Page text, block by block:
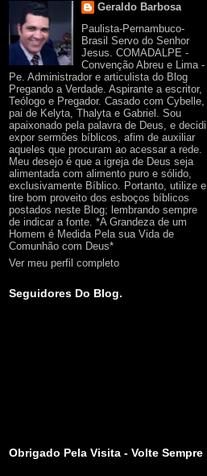
Geraldo Barbosa
Paulista-Pernambuco-
Brasil Servo do Senhor
Jesus. COMADALPE -
Convenção Abreu e Lima -
Pe. Administrador e articulista do Blog
Pregando a Verdade. Aspirante a escritor,
Teólogo e Pregador. Casado com Cybelle,
pai de Kelyta, Thalyta e Gabriel. Sou
apaixonado pela palavra de Deus, e decidi
expor sermões bíblicos, afim de auxiliar
aqueles que procuram ao acessar a rede.
Meu desejo é que a igreja de Deus seja
alimentada com alimento puro e sólido,
exclusivamente Bíblico. Portanto, utilize e
tire bom proveito dos esboços bíblicos
postados neste Blog; lembrando sempre
de indicar a fonte. *A Grandeza de um
Homem é Medida Pela sua Vida de
Comunhão com Deus*
Ver meu perfil completo
Seguidores Do Blog.
Obrigado Pela Visita - Volte Sempre